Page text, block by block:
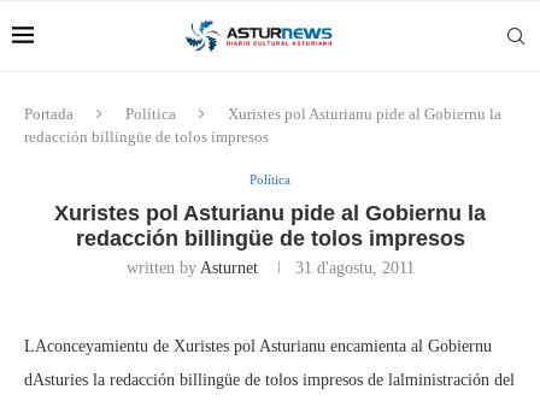
Portada Política
Xuristes pol Asturianu pide al Gobiernu la
redacción billingüe de tolos impresos
Política
Xuristes pol Asturianu pide al Gobiernu la
redacción billingüe de tolos impresos
written by Asturnet 31 d'agostu, 2011
LAconceyamientu de Xuristes pol Asturianu encamienta al Gobiernu
dAsturies la redacción billingüe de tolos impresos de lalministración del